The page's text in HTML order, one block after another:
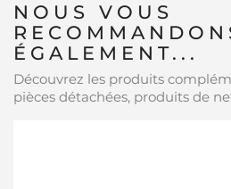
NOUS VOUS
ÉGALEMENT...
Découvrez les produits
pièces détachées, produits de